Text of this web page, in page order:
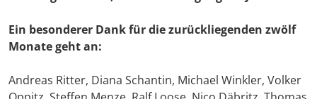
Ein besonderer Dank für die zurückliegenden zwölf
Monate geht an:
Andreas Ritter, Diana Schantin, Michael Winkler, Volker